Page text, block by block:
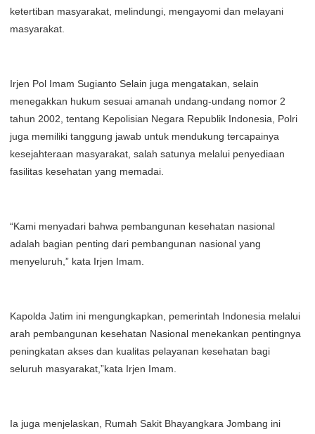
ketertiban masyarakat, melindungi, mengayomi dan melayani
masyarakat.
Irjen Pol Imam Sugianto Selain juga mengatakan, selain
menegakkan hukum sesuai amanah undang-undang nomor 2
tahun 2002, tentang Kepolisian Negara Republik Indonesia, Polri
juga memiliki tanggung jawab untuk mendukung tercapainya
kesejahteraan masyarakat, salah satunya melalui penyediaan
fasilitas kesehatan yang memadai.
“Kami menyadari bahwa pembangunan kesehatan nasional
adalah bagian penting dari pembangunan nasional yang
menyeluruh,” kata Irjen Imam.
Kapolda Jatim ini mengungkapkan, pemerintah Indonesia melalui
arah pembangunan kesehatan Nasional menekankan pentingnya
peningkatan akses dan kualitas pelayanan kesehatan bagi
seluruh masyarakat,”kata Irjen Imam.
Ia juga menjelaskan, Rumah Sakit Bhayangkara Jombang ini